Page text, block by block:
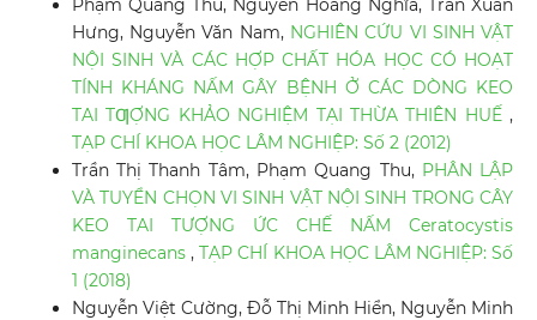
Phạm Quang Thu, Nguyễn Hoàng Nghĩa, Trần Xuân
Hưng, Nguyễn Văn Nam, NGHIÊN CỨU VI SINH VẬT
NỘI SINH VÀ CÁC HỢP CHẤT HÓA HỌC CÓ HOẠT
TÍNH KHÁNG NẤM GÂY BỆNH Ở CÁC DÒNG KEO
TAI TƢỢNG KHẢO NGHIỆM TẠI THỪA THIÊN HUẾ,
TẠP CHÍ KHOA HỌC LÂM NGHIỆP: Số 2 (2012)
Trần Thị Thanh Tâm, Phạm Quang Thu, PHÂN LẬP
VÀ TUYỂN CHỌN VI SINH VẬT NỘI SINH TRONG CÂY
KEO TAI TƯỢNG ỨC CHẾ NẤM Ceratocystis
manginecans,TẠP CHÍ KHOA HỌC LÂM NGHIỆP: Số
1 (2018)
Nguyễn Việt Cường, Đỗ Thị Minh Hiển, Nguyễn Minh